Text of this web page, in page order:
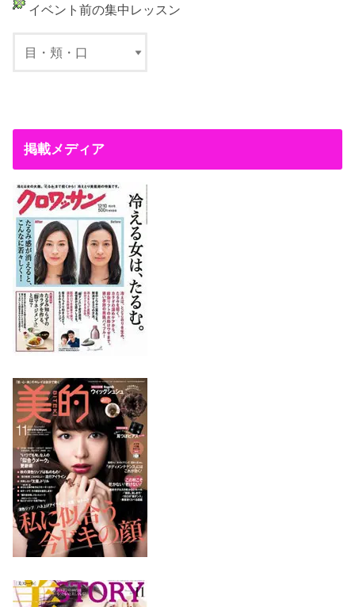
イベント前の集中レッスン
掲載メディア